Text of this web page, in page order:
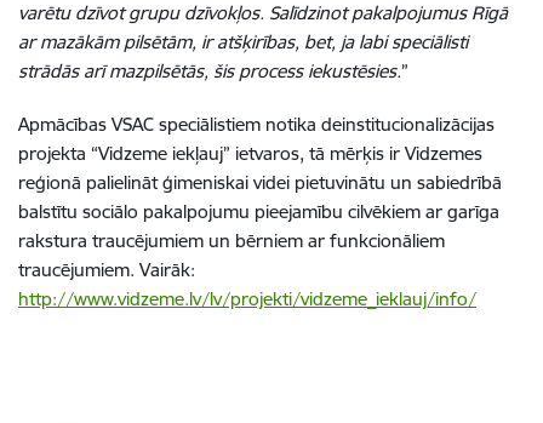
varētu dzīvot grupu dzīvokļos. Salīdzinot pakalpojumus Rīgā
ar mazākām pilsētām, ir atšķirības, bet, ja labi speciālisti
strādās arī mazpilsētās, šis process iekustēsies.”
Apmācības VSAC speciālistiem notika deinstitucionalizācijas
projekta “Vidzeme iekļauj” ietvaros, tā mērķis ir Vidzemes
reģionā palielināt ģimeniskai videi pietuvinātu un sabiedrībā
balstītu sociālo pakalpojumu pieejamību cilvēkiem ar garīga
rakstura traucējumiem un bērniem ar funkcionāliem
traucējumiem. Vairāk:
http://www.vidzeme.lv/lv/projekti/vidzeme_ieklauj/info/